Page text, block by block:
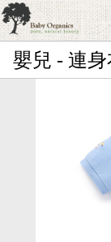
首頁
日本品牌育
韓國Merebe
嬰兒 - 連